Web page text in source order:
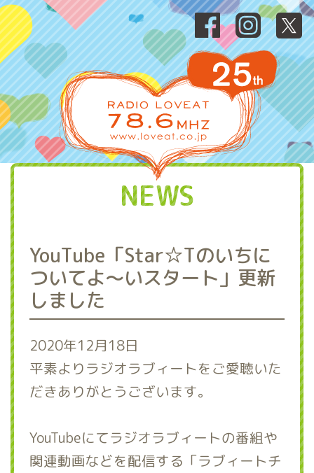
NEWS
YouTube「Star☆Tのいちに
ついてよ～いスタート」更新
しました
2020年12月18日
平素よりラジオラブィートをご愛聴いた
だきありがとうございます。
YouTubeにてラジオラブィートの番組や
関連動画などを配信する「ラブィートチ